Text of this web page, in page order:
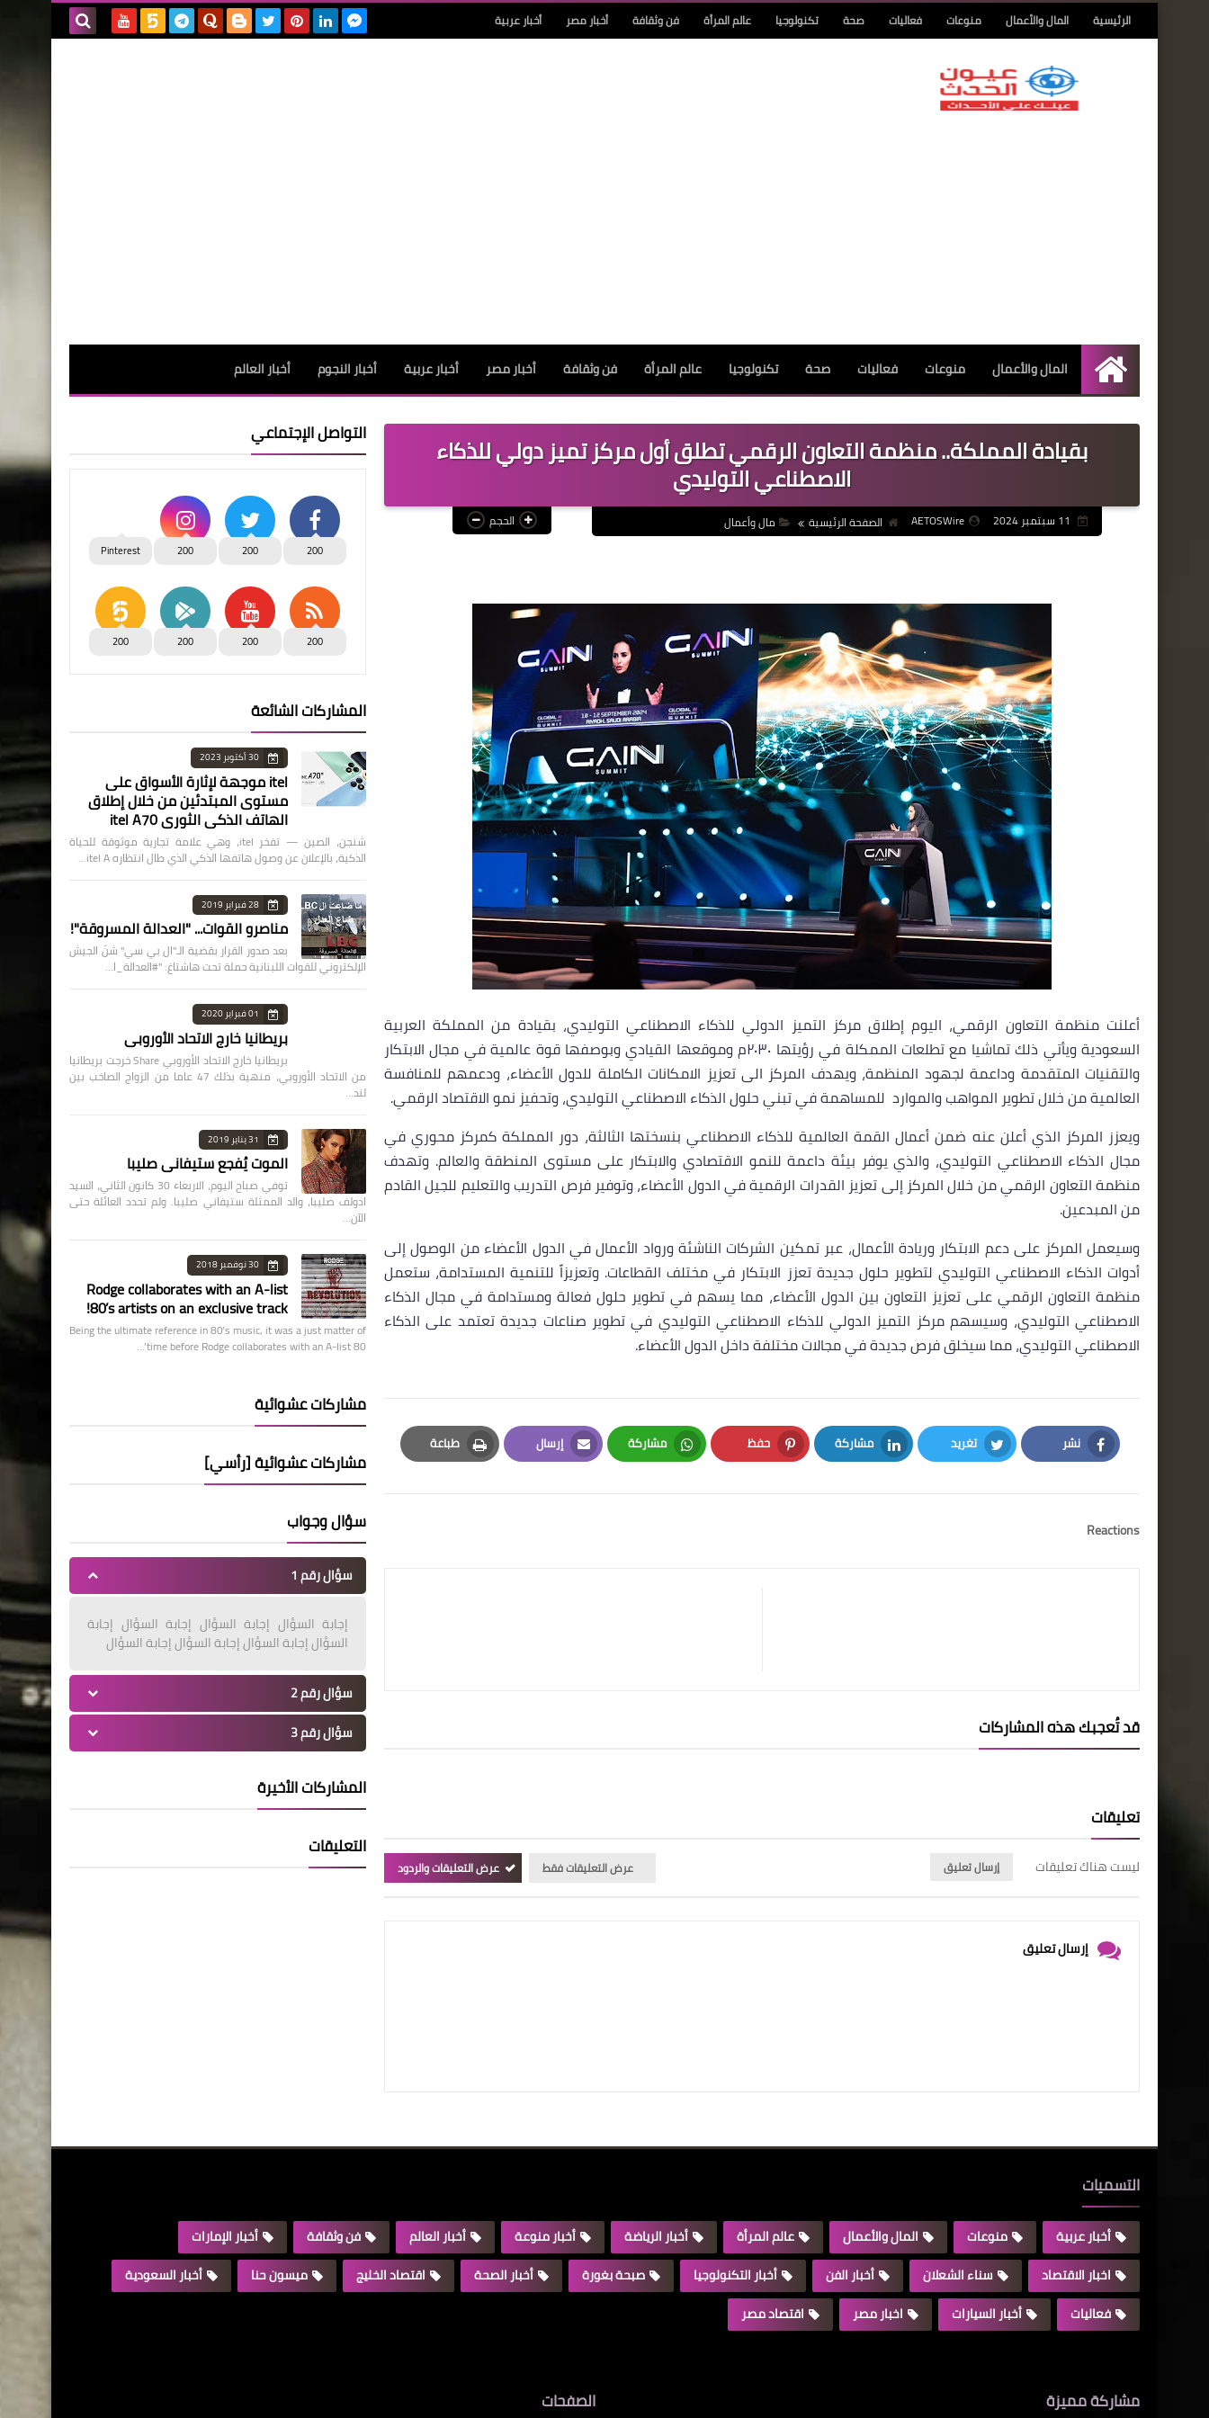
الرئيسية المال والأعمال منوعات فعاليات صحة تكنولوجيا عالم المرأة فن وثقافة أخبار مصر أخبار عربية
الرئيسية
المال والأعمال منوعات فعاليات صحة تكنولوجيا عالم المرأة فن وثقافة أخبار مصر أخبار عربية أخبار النجوم أخبار العالم
بقيادة المملكة.. منظمة التعاون الرقمي تطلق أول مركز تميز دولي للذكاء
الاصطناعي التوليدي
AETOSWire الصفحة الرئيسية مال وأعمال الحجم
أعلنت منظمة التعاون الرقمي، اليوم إطلاق مركز التميز الدولي للذكاء الاصطناعي التوليدي، بقيادة من المملكة العربية
السعودية ويأتي ذلك تماشيا مع تطلعات الممكلة في رؤيتها ٢٠٣٠م وموقعها القيادي وبوصفها قوة عالمية في مجال الابتكار
والتقنيات المتقدمة وداعمة لجهود المنظمة، ويهدف المركز الى تعزيز الامكانات الكاملة للدول الأعضاء، ودعمهم للمنافسة
العالمية من خلال تطوير المواهب والموارد للمساهمة في تبني حلول الذكاء الاصطناعي التوليدي، وتحفيز نمو الاقتصاد الرقمي.
ويعزز المركز الذي أعلن عنه ضمن أعمال القمة العالمية للذكاء الاصطناعي بنسختها الثالثة، دور المملكة كمركز محوري في
مجال الذكاء الاصطناعي التوليدي، والذي يوفر بيئة داعمة للنمو الاقتصادي والابتكار على مستوى المنطقة والعالم. وتهدف
منظمة التعاون الرقمي من خلال المركز إلى تعزيز القدرات الرقمية في الدول الأعضاء، وتوفير فرص التدريب والتعليم للجيل القادم
من المبدعين.
وسيعمل المركز على دعم الابتكار وريادة الأعمال، عبر تمكين الشركات الناشئة ورواد الأعمال في الدول الأعضاء من الوصول إلى
أدوات الذكاء الاصطناعي التوليدي لتطوير حلول جديدة تعزز الابتكار في مختلف القطاعات. وتعزيزاً للتنمية المستدامة، ستعمل
منظمة التعاون الرقمي على تعزيز التعاون بين الدول الأعضاء، مما يسهم في تطوير حلول فعالة ومستدامة في مجال الذكاء
الاصطناعي التوليدي، وسيسهم مركز التميز الدولي للذكاء الاصطناعي التوليدي في تطوير صناعات جديدة تعتمد على الذكاء
الاصطناعي التوليدي، مما سيخلق فرص جديدة في مجالات مختلفة داخل الدول الأعضاء.
نشر
Facebook
تغريد
Twitter
مشاركة
LinkedIn
حفظ
Pinterest
مشاركة
Whatsapp
إرسال
Email
طباعة
Print
Reactions
قد تُعجبك هذه المشاركات
تعليقات
ليست هناك تعليقات إرسال تعليق عرض التعليقات فقط عرض التعليقات والردود
إرسال تعليق
التواصل الإجتماعي
200
200
200
Pinterest
200
200
200
200
المشاركات الشائعة
30 أكتوبر 2023
itel موجهة لإثارة الأسواق على
مستوى المبتدئين من خلال إطلاق
الهاتف الذكي الثوري itel A70
شنجن، الصين — تفخر itel، وهي علامة تجارية موثوقة للحياة
الذكية، بالإعلان عن وصول هاتفها الذكي الذي طال انتظاره itel A…
28 فبراير 2019
مناصرو القوات... "العدالة المسروقة"!
بعد صدور القرار بقضية الـ"ال بي سي" شنّ الجيش
الإلكتروني للقوات اللبنانية حملة تحت هاشتاغ: "#العدالة_ا…
01 فبراير 2020
بريطانيا خارج الاتحاد الأوروبي
بريطانيا خارج الاتحاد الأوروبي Share خرجت بريطانيا
من الاتحاد الأوروبي، منهية بذلك 47 عاما من الزواج الصاخب بين
لند…
31 يناير 2019
الموت يُفجع ستيفاني صليبا
توفي صباح اليوم، الاربعاء 30 كانون الثاني، السيد
ادولف صليبا، والد الممثلة ستيفاني صليبا. ولم تحدد العائلة حتى
الآن…
30 نوفمبر 2018
Rodge collaborates with an A-list
80’s artists on an exclusive track!
Being the ultimate reference in 80’s music, it was a just matter of
time before Rodge collaborates with an A-list 80’…
مشاركات عشوائية
مشاركات عشوائية [رأسي]
سؤال وجواب
سؤال رقم 1
إجابة السؤال إجابة السؤال إجابة السؤال إجابة
السؤال إجابة السؤال إجابة السؤال إجابة السؤال
سؤال رقم 2
سؤال رقم 3
المشاركات الأخيرة
التعليقات
التسميات
أخبار عربية منوعات المال والأعمال عالم المرأة أخبار الرياضة أخبار منوعة أخبار العالم فن وثقافة
أخبار الإمارات
اخبار الاقتصاد
سناء الشعلان أخبار الفن أخبار التكنولوجيا صبحة بغورة أخبار الصحة اقتصاد الخليج ميسون حنا
أخبار السعودية
فعاليات
أخبار السيارات اخبار مصر اقتصاد مصر
مشاركة مميزة الصفحات